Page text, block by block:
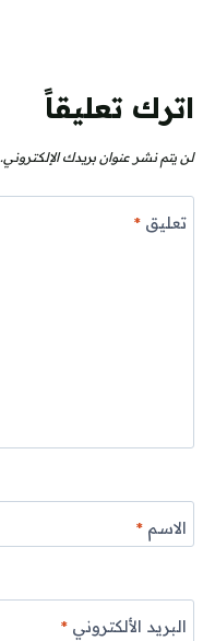
اترك تعليقاً
لن يتم نشر عنوان بريدك الإلكتروني.
تعليق*
الاسم*
البريد الألكتروني*